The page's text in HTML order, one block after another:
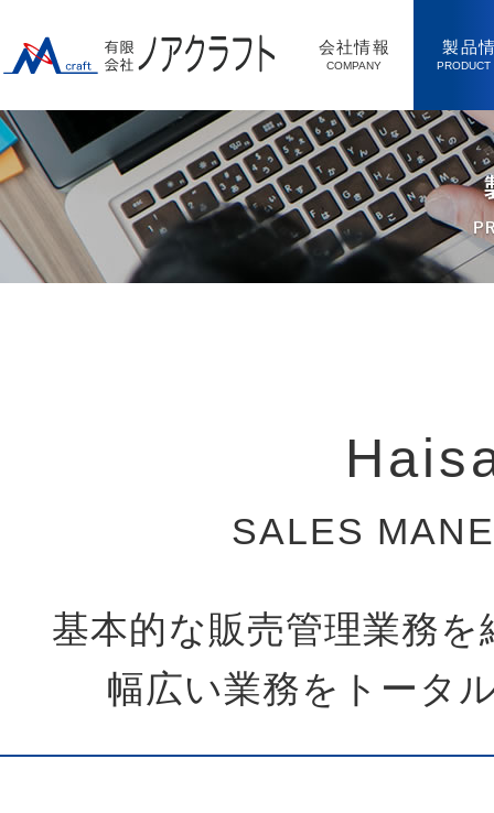
会社情報
COMPANY
会社概要
ACCESS MAP
事業内容
製品
PRODUCT
Haisai販
Haisai販
SALES
基本的な販売管理業務
幅広い業務をトータ